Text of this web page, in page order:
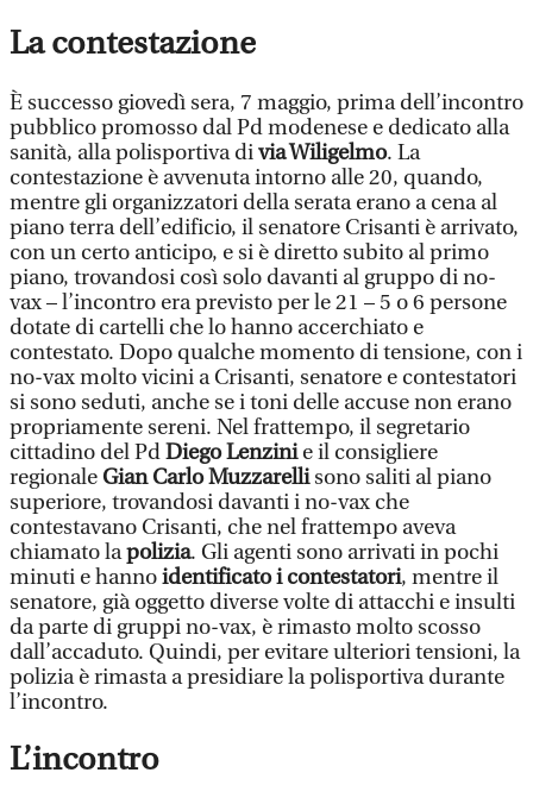
La contestazione
È successo giovedì sera, 7 maggio, prima dell’incontro
pubblico promosso dal Pd modenese e dedicato alla
sanità, alla polisportiva divia Wiligelmo. La
contestazione è avvenuta intorno alle 20, quando,
mentre gli organizzatori della serata erano a cena al
piano terra dell’edificio, il senatore Crisanti è arrivato,
con un certo anticipo, e si è diretto subito al primo
piano, trovandosi così solo davanti al gruppo di no-
vax – l’incontro era previsto per le 21 – 5 o 6 persone
dotate di cartelli che lo hanno accerchiato e
contestato. Dopo qualche momento di tensione, con i
no-vax molto vicini a Crisanti, senatore e contestatori
si sono seduti, anche se i toni delle accuse non erano
propriamente sereni. Nel frattempo, il segretario
cittadino del PdDiego Lenzinie il consigliere
regionaleGian Carlo Muzzarellisono saliti al piano
superiore, trovandosi davanti i no-vax che
contestavano Crisanti, che nel frattempo aveva
chiamato lapolizia. Gli agenti sono arrivati in pochi
minuti e hannoidentificato i contestatori, mentre il
senatore, già oggetto diverse volte di attacchi e insulti
da parte di gruppi no-vax, è rimasto molto scosso
dall’accaduto. Quindi, per evitare ulteriori tensioni, la
polizia è rimasta a presidiare la polisportiva durante
l’incontro.
L’incontro